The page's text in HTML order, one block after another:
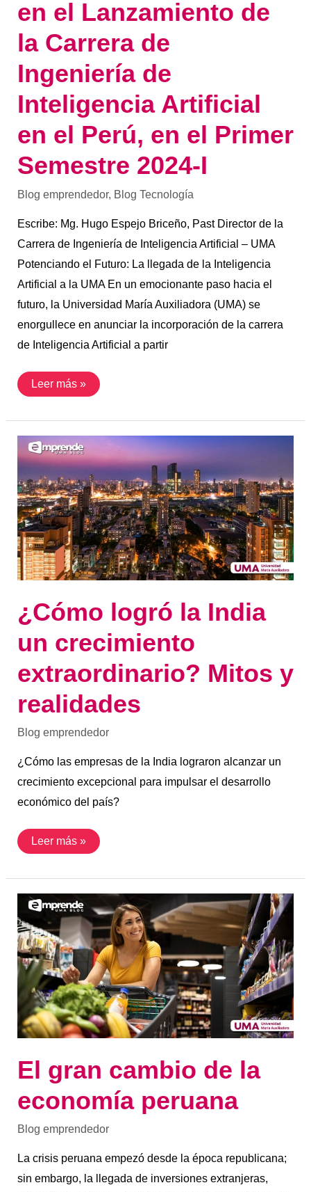
en el Lanzamiento de
la Carrera de
Ingeniería de
Inteligencia Artificial
en el Perú, en el Primer
Semestre 2024-I
Blog emprendedor, Blog Tecnología
Escribe: Mg. Hugo Espejo Briceño, Past Director de la
Carrera de Ingeniería de Inteligencia Artificial – UMA
Potenciando el Futuro: La llegada de la Inteligencia
Artificial a la UMA En un emocionante paso hacia el
futuro, la Universidad María Auxiliadora (UMA) se
enorgullece en anunciar la incorporación de la carrera
de Inteligencia Artificial a partir
Primer
Semestre
2024-
I
Leer más »
¿Cómo logró la India
un crecimiento
extraordinario? Mitos y
realidades
Blog emprendedor
¿Cómo las empresas de la India lograron alcanzar un
crecimiento excepcional para impulsar el desarrollo
económico del país?
¿Cómo
logró
la
India
un
crecimiento
extraordinario?
Mitos
y
realidades
Leer más »
El gran cambio de la
economía peruana
Blog emprendedor
La crisis peruana empezó desde la época republicana;
sin embargo, la llegada de inversiones extranjeras,
El
gran
cambio
de
la
economía
peruana